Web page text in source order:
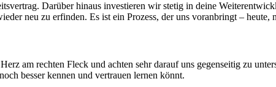
Darüber hinaus inves­tieren wir stetig in deine
neu zu erfinden. Es ist ein Prozess, der uns vor­anbringt – heute,
am rechten Fleck und achten sehr darauf uns gegen­seitig zu
besser kennen und ver­trauen lernen könnt.